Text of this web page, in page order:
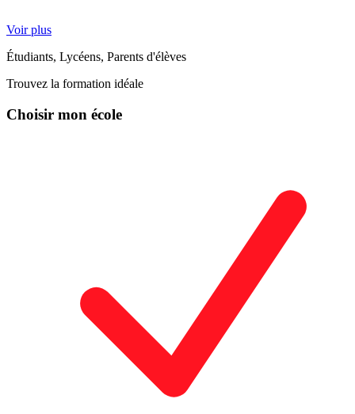
Voir plus
Étudiants, Lycéens, Parents d'élèves
Trouvez la formation idéale
Choisir mon école